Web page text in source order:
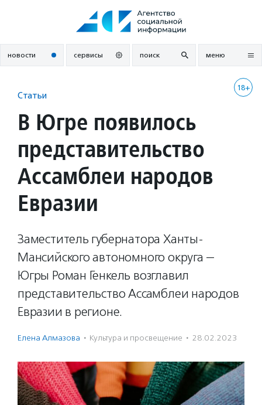
новости сервисы поиск меню
18+
Статьи
В Югре появилось
представительство
Ассамблеи народов
Евразии
Заместитель губернатора Ханты-
Мансийского автономного округа —
Югры Роман Генкель возглавил
представительство Ассамблеи народов
Евразии в регионе.
Елена Алмазова · Культура и просвещение · 28.02.2023